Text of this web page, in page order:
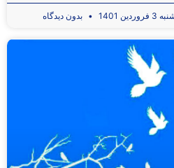
1401 بدون دیدگاه